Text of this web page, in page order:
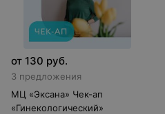
от 130 руб.
3 предложения
МЦ «Эксана» Чек-ап
«Гинекологический»